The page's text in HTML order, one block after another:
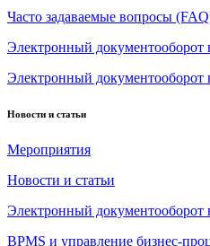
Часто задаваемые вопросы
Электронный документооборот
Электронный документооборот
Новости и статьи
Мероприятия
Новости и статьи
Электронный документооборот
BPMS и управление бизнес-